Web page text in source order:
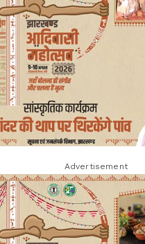
Advertisement